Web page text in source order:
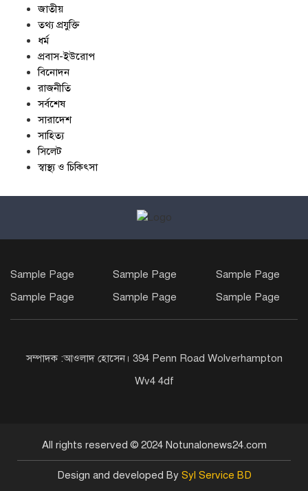
জাতীয়
তথ্য প্রযুক্তি
ধর্ম
প্রবাস-ইউরোপ
বিনোদন
রাজনীতি
সর্বশেষ
সারাদেশ
সাহিত্য
সিলেট
স্বাস্থ্য ও চিকিৎসা
Sample Page Sample Page
Sample Page
Sample Page
Sample Page Sample Page
সম্পাদক :আওলাদ হোসেন। 394 Penn Road Wolverhampton
Wv4 4df
All rights reserved © 2024 Notunalonews24.com
Design and developed By Syl Service BD